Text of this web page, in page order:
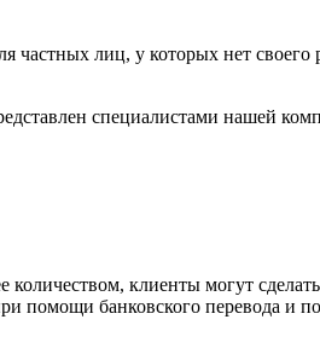
лиц, у которых нет своего
специалистами нашей
клиенты могут
помощи банковского перевода и